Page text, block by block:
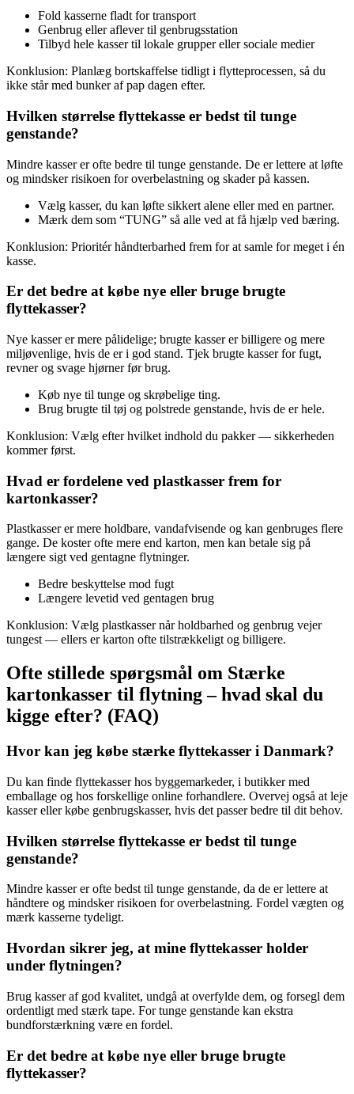
Fold kasserne fladt for transport
Genbrug eller aflever til genbrugsstation
Tilbyd hele kasser til lokale grupper eller sociale medier
Konklusion: Planlæg bortskaffelse tidligt i flytteprocessen, så du
ikke står med bunker af pap dagen efter.
Hvilken størrelse flyttekasse er bedst til tunge
genstande?
Mindre kasser er ofte bedre til tunge genstande. De er lettere at løfte
og mindsker risikoen for overbelastning og skader på kassen.
Vælg kasser, du kan løfte sikkert alene eller med en partner.
Mærk dem som “TUNG” så alle ved at få hjælp ved bæring.
Konklusion: Prioritér håndterbarhed frem for at samle for meget i én
kasse.
Er det bedre at købe nye eller bruge brugte
flyttekasser?
Nye kasser er mere pålidelige; brugte kasser er billigere og mere
miljøvenlige, hvis de er i god stand. Tjek brugte kasser for fugt,
revner og svage hjørner før brug.
Køb nye til tunge og skrøbelige ting.
Brug brugte til tøj og polstrede genstande, hvis de er hele.
Konklusion: Vælg efter hvilket indhold du pakker — sikkerheden
kommer først.
Hvad er fordelene ved plastkasser frem for
kartonkasser?
Plastkasser er mere holdbare, vandafvisende og kan genbruges flere
gange. De koster ofte mere end karton, men kan betale sig på
længere sigt ved gentagne flytninger.
Bedre beskyttelse mod fugt
Længere levetid ved gentagen brug
Konklusion: Vælg plastkasser når holdbarhed og genbrug vejer
tungest — ellers er karton ofte tilstrækkeligt og billigere.
Ofte stillede spørgsmål om Stærke
kartonkasser til flytning – hvad skal du
kigge efter? (FAQ)
Hvor kan jeg købe stærke flyttekasser i Danmark?
Du kan finde flyttekasser hos byggemarkeder, i butikker med
emballage og hos forskellige online forhandlere. Overvej også at leje
kasser eller købe genbrugskasser, hvis det passer bedre til dit behov.
Hvilken størrelse flyttekasse er bedst til tunge
genstande?
Mindre kasser er ofte bedst til tunge genstande, da de er lettere at
håndtere og mindsker risikoen for overbelastning. Fordel vægten og
mærk kasserne tydeligt.
Hvordan sikrer jeg, at mine flyttekasser holder
under flytningen?
Brug kasser af god kvalitet, undgå at overfylde dem, og forsegl dem
ordentligt med stærk tape. For tunge genstande kan ekstra
bundforstærkning være en fordel.
Er det bedre at købe nye eller bruge brugte
flyttekasser?